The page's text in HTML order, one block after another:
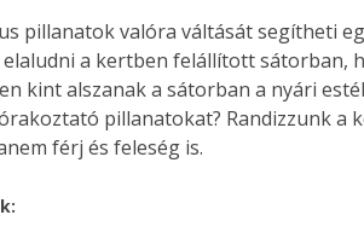
pillanatok valóra váltását segítheti
a kertben felállított sátorban,
kint alszanak a sátorban a nyári
pillanatokat? Randizzunk a
férj és feleség is.